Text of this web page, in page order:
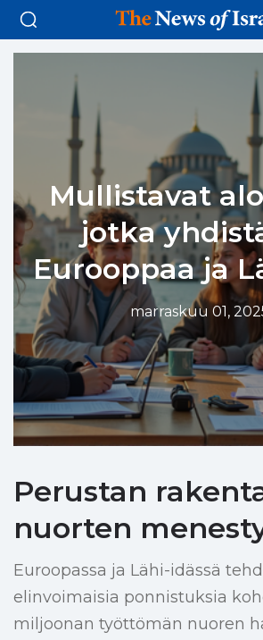
Mullistavat
jotka
Eurooppaa ja
marraskuu 01,
Perustan
nuorten
Euroopassa ja Lähi-idässä
elinvoimaisia ​​ponnistuksia
miljoonan työttömän nuoren